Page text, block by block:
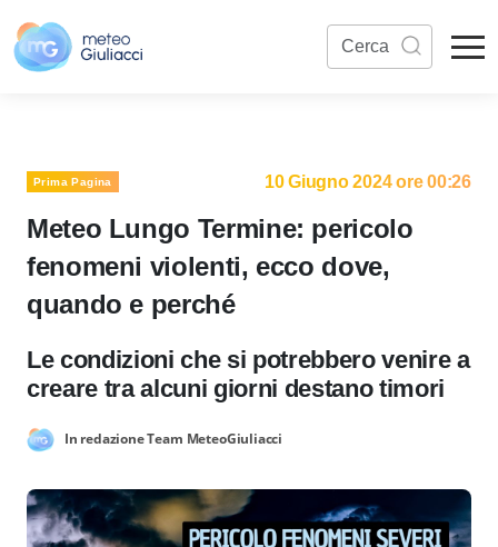
Prima Pagina 10 Giugno 2024 ore 00:26
Meteo Lungo Termine: pericolo
fenomeni violenti, ecco dove,
quando e perché
Le condizioni che si potrebbero venire a
creare tra alcuni giorni destano timori
In redazione Team MeteoGiuliacci